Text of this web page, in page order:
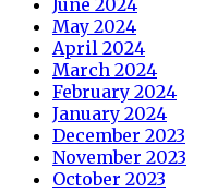
June 2024
May 2024
April 2024
March 2024
February 2024
January 2024
December 2023
November 2023
October 2023